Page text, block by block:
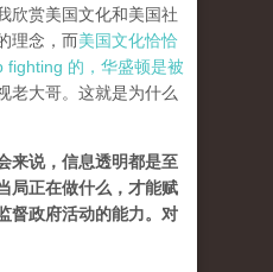
欣赏美国文化和美国社
理念，而美国文化恰恰
fighting 的，华盛顿是被
老大哥。这就是为什么
来说，信息透明都是至
局正在做什么，才能赋
督政府活动的能力。对